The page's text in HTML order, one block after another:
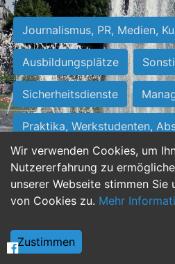
Wir verwenden Cookies, um
Nutzererfahrung zu
unserer Webseite stimmen Sie
von Cookies zu. Mehr
Zustimmen
Journalismus, PR, Medien,
Ausbildungsplätze
Sicherheitsdienste
Praktika, Werkstudenten,
Personalwesen
Hilfskräfte, Aushilfs- und
Weiterbildung, Studium,